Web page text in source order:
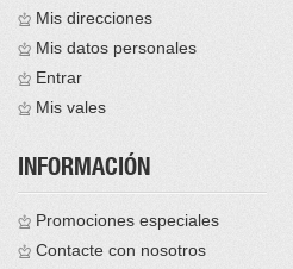
Mis direcciones
Mis datos personales
Entrar
Mis vales
INFORMACIÓN
Promociones especiales
Contacte con nosotros